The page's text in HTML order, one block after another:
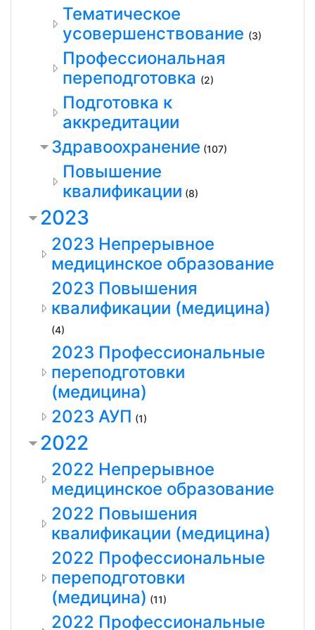
Тематическое
усовершенствование (3)
Профессиональная
переподготовка (2)
Подготовка к
аккредитации
Здравоохранение (107)
Повышение
квалификации (8)
2023
2023 Непрерывное
медицинское образование
2023 Повышения
квалификации (медицина)
(4)
2023 Профессиональные
переподготовки
(медицина)
2023 АУП (1)
2022
2022 Непрерывное
медицинское образование
2022 Повышения
квалификации (медицина)
2022 Профессиональные
переподготовки
(медицина) (11)
2022 Профессиональные